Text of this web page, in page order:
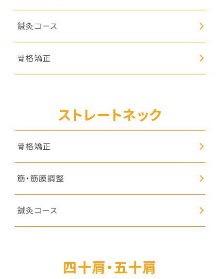
鍼灸コース
骨格矯正
ストレートネック
骨格矯正
筋・筋膜調整
鍼灸コース
四十肩・五十肩